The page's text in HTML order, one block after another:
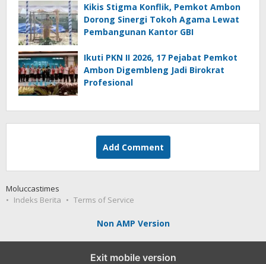
Kikis Stigma Konflik, Pemkot Ambon
Dorong Sinergi Tokoh Agama Lewat
Pembangunan Kantor GBI
Ikuti PKN II 2026, 17 Pejabat Pemkot
Ambon Digembleng Jadi Birokrat
Profesional
Add Comment
Moluccastimes
Indeks Berita
Terms of Service
Non AMP Version
Exit mobile version